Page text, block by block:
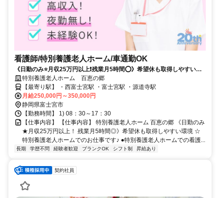
看護師/特別養護老人ホーム/車通勤OK
《日勤のみ⭐月収25万円以上❗️残業月5時間⭕》希望休も取得しやすい環
境⭐特別養護老人ホームでのお仕事です✨
特別養護老人ホーム 百恵の郷
【最寄り駅】 ・西富士宮駅 ・富士宮駅 ・源道寺駅
月給250,000円～350,000円
静岡県富士宮市
【勤務時間】 1) 08：30～17：30
【仕事内容】 【仕事内容】 特別養護老人ホーム 百恵の郷 《日勤のみ
★月収25万円以上！ 残業月5時間◎》希望休も取得しやすい環境 ☆
特別養護老人ホームでのお仕事です♪ ●特別養護老人ホームでの看護...
長期 学歴不問 経験者歓迎 ブランクOK シフト制 昇給あり
契約社員